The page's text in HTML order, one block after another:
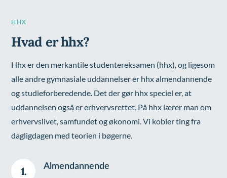
HHX
Hvad er hhx?
Hhx er den merkantile studentereksamen (hhx), og ligesom
alle andre gymnasiale uddannelser er hhx almendannende
og studieforberedende. Det der gør hhx speciel er, at
uddannelsen også er erhvervsrettet. På hhx lærer man om
erhvervslivet, samfundet og økonomi. Vi kobler ting fra
dagligdagen med teorien i bøgerne.
1. Almendannende